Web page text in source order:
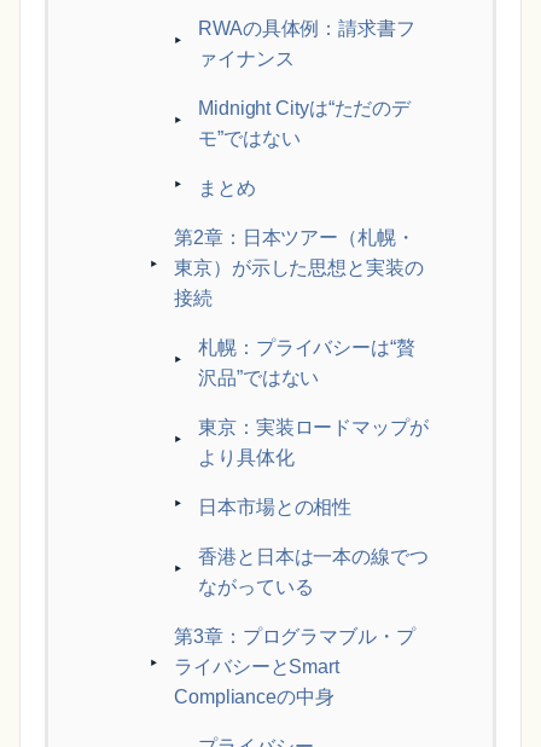
RWAの具体例：請求書フ
ァイナンス
Midnight Cityは“ただのデ
モ”ではない
まとめ
第2章：日本ツアー（札幌・
東京）が示した思想と実装の
接続
札幌：プライバシーは“贅
沢品”ではない
東京：実装ロードマップが
より具体化
日本市場との相性
香港と日本は一本の線でつ
ながっている
第3章：プログラマブル・プ
ライバシーとSmart
Complianceの中身